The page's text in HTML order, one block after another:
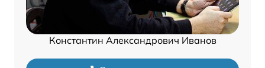
Константин Александрович Иванов